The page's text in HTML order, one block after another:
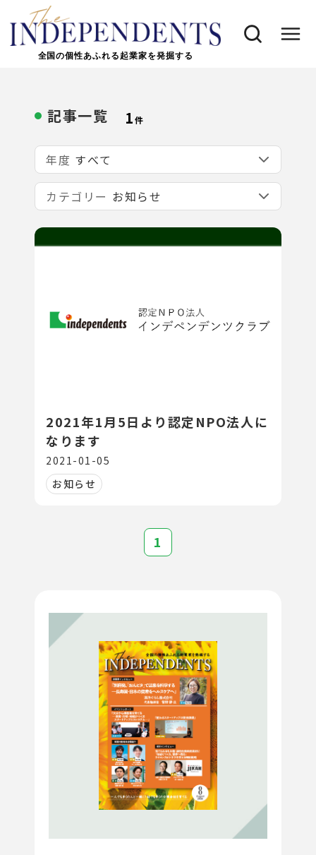
全国の個性あふれる起業家を発掘する
記事一覧 1件
年度
カテゴリー
2021年1月5日より認定NPO法人に
なります
2021-01-05
お知らせ
1